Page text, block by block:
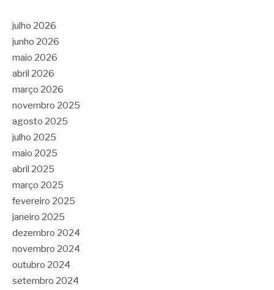
julho 2026
junho 2026
maio 2026
abril 2026
março 2026
novembro 2025
agosto 2025
julho 2025
maio 2025
abril 2025
março 2025
fevereiro 2025
janeiro 2025
dezembro 2024
novembro 2024
outubro 2024
setembro 2024